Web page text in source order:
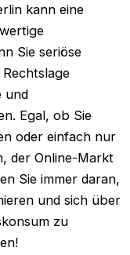
kann eine
Sie seriöse
und
Egal, ob Sie
oder einfach nur
der Online-Markt
Sie immer daran,
und sich über
zu